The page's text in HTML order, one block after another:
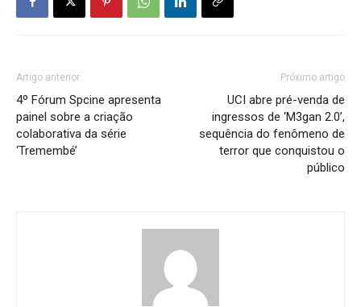
Artigo anterior
4º Fórum Spcine apresenta
painel sobre a criação
colaborativa da série
‘Tremembé’
Próximo artigo
UCI abre pré-venda de
ingressos de ‘M3gan 2.0’,
sequência do fenômeno de
terror que conquistou o
público